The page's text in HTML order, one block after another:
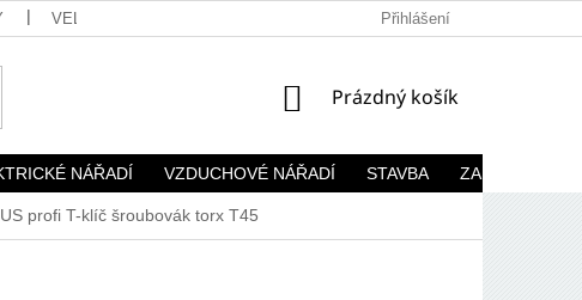
VELKOOBCHOD Přihlášení
NÁKUPNÍ
Prázdný košík
NÁŘADÍ VZDUCHOVÉ NÁŘADÍ STAVBA ZAHRADA
profi T-klíč šroubovák torx T45